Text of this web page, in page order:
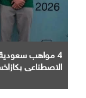
4 مواهب سعودية
الاصطناعي